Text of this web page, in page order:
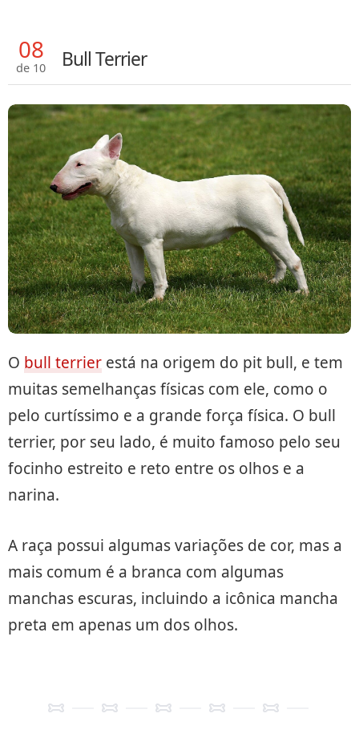
08
de 10 Bull Terrier
O bull terrier está na origem do pit bull, e tem
muitas semelhanças físicas com ele, como o
pelo curtíssimo e a grande força física. O bull
terrier, por seu lado, é muito famoso pelo seu
focinho estreito e reto entre os olhos e a
narina.
A raça possui algumas variações de cor, mas a
mais comum é a branca com algumas
manchas escuras, incluindo a icônica mancha
preta em apenas um dos olhos.